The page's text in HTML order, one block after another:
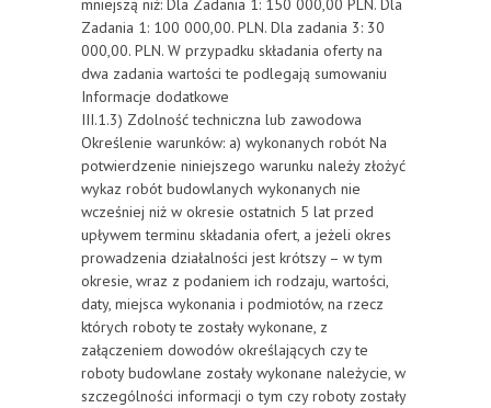
mniejszą niż: Dla Zadania 1: 150 000,00 PLN. Dla
Zadania 1: 100 000,00. PLN. Dla zadania 3: 30
000,00. PLN. W przypadku składania oferty na
dwa zadania wartości te podlegają sumowaniu
Informacje dodatkowe
III.1.3) Zdolność techniczna lub zawodowa
Określenie warunków: a) wykonanych robót Na
potwierdzenie niniejszego warunku należy złożyć
wykaz robót budowlanych wykonanych nie
wcześniej niż w okresie ostatnich 5 lat przed
upływem terminu składania ofert, a jeżeli okres
prowadzenia działalności jest krótszy – w tym
okresie, wraz z podaniem ich rodzaju, wartości,
daty, miejsca wykonania i podmiotów, na rzecz
których roboty te zostały wykonane, z
załączeniem dowodów określających czy te
roboty budowlane zostały wykonane należycie, w
szczególności informacji o tym czy roboty zostały